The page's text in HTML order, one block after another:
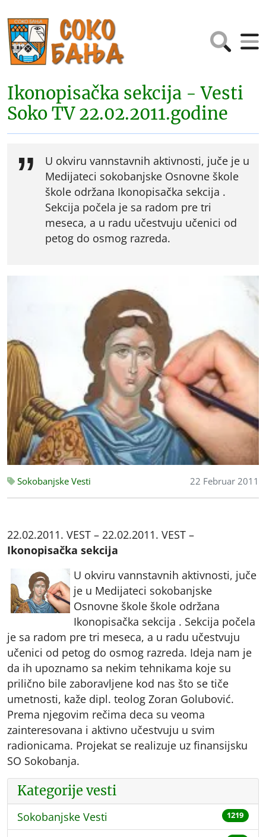
Ikonopisačka sekcija - Vesti
Soko TV 22.02.2011.godine
U okviru vannstavnih aktivnosti, juče je u
Medijateci sokobanjske Osnovne škole
škole održana Ikonopisačka sekcija .
Sekcija počela je sa radom pre tri
meseca, a u radu učestvuju učenici od
petog do osmog razreda.
Sokobanjske Vesti 22 Februar 2011
22.02.2011. VEST – 22.02.2011. VEST –
Ikonopisačka sekcija
U okviru vannstavnih aktivnosti, juče
je u Medijateci sokobanjske
Osnovne škole škole održana
Ikonopisačka sekcija . Sekcija počela
je sa radom pre tri meseca, a u radu učestvuju
učenici od petog do osmog razreda. Ideja nam je
da ih upoznamo sa nekim tehnikama koje su
prilično bile zaboravljene kod nas što se tiče
umetnosti, kaže dipl. teolog Zoran Golubović.
Prema njegovim rečima deca su veoma
zainteresovana i aktivno učestvuju u svim
radionicama. Projekat se realizuje uz finansijsku
SO Sokobanja.
Kategorije vesti
Sokobanjske Vesti 1219